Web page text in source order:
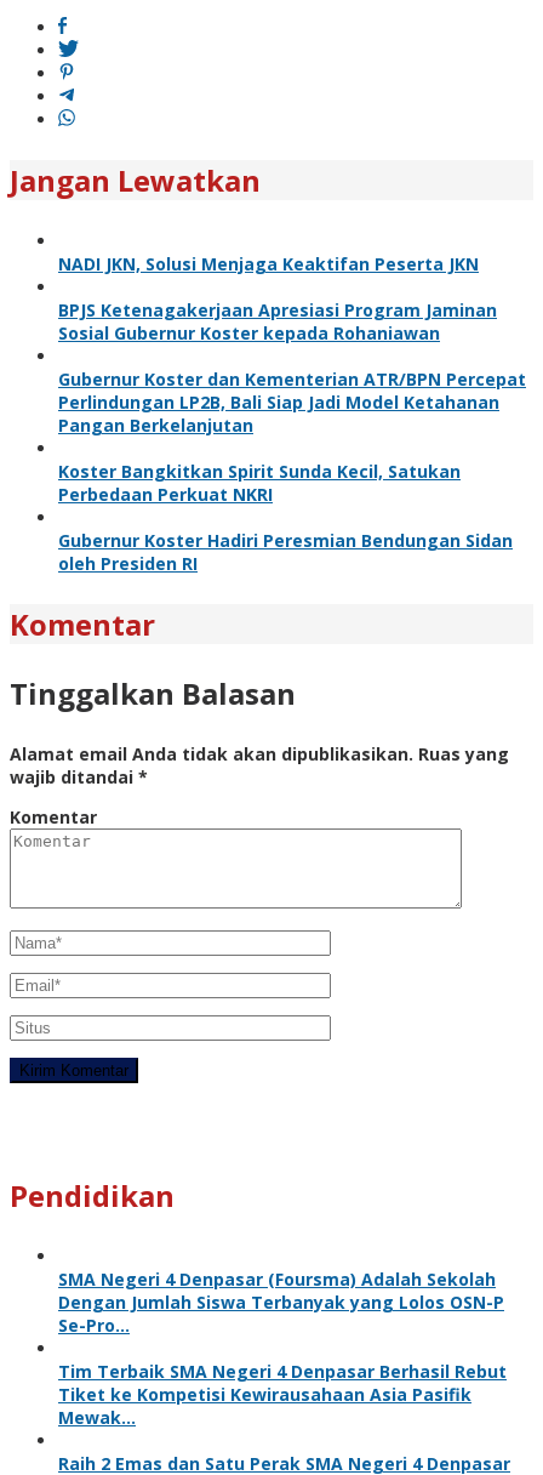
Jangan Lewatkan
NADI JKN, Solusi Menjaga Keaktifan Peserta JKN
BPJS Ketenagakerjaan Apresiasi Program Jaminan
Sosial Gubernur Koster kepada Rohaniawan
Gubernur Koster dan Kementerian ATR/BPN Percepat
Perlindungan LP2B, Bali Siap Jadi Model Ketahanan
Pangan Berkelanjutan
Koster Bangkitkan Spirit Sunda Kecil, Satukan
Perbedaan Perkuat NKRI
Gubernur Koster Hadiri Peresmian Bendungan Sidan
oleh Presiden RI
Komentar
Tinggalkan Balasan
Alamat email Anda tidak akan dipublikasikan. Ruas yang
wajib ditandai *
Komentar
Pendidikan
SMA Negeri 4 Denpasar (Foursma) Adalah Sekolah
Dengan Jumlah Siswa Terbanyak yang Lolos OSN-P
Se-Pro…
Tim Terbaik SMA Negeri 4 Denpasar Berhasil Rebut
Tiket ke Kompetisi Kewirausahaan Asia Pasifik
Mewak…
Raih 2 Emas dan Satu Perak SMA Negeri 4 Denpasar